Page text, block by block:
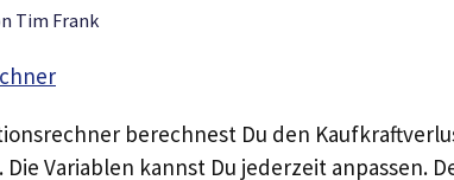
Tim Frank
berechnest Du den
Variablen kannst Du jederzeit anpassen.